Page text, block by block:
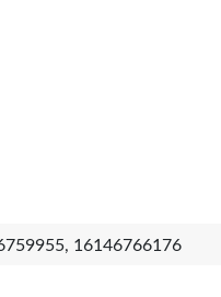
16146766176